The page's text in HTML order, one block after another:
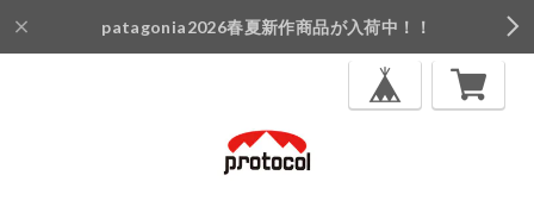
patagonia2026春夏新作商品が入荷中！！